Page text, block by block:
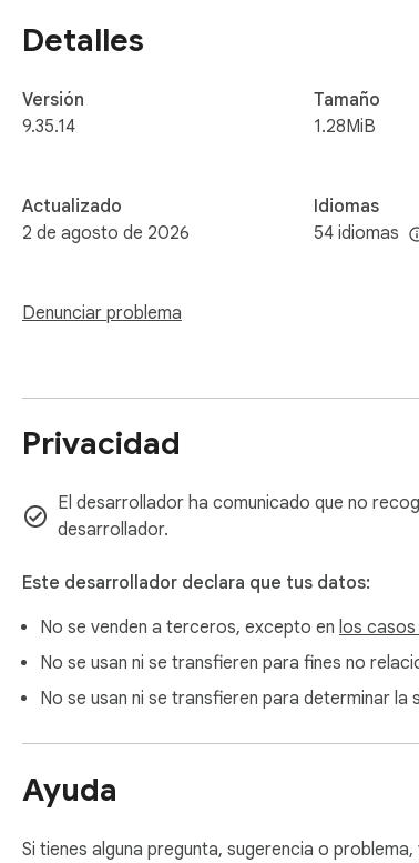
Detalles
Versión
9.35.14
Actualizado
2 de agosto de 2026
Denunciar problema
Tamaño
1.28MiB
Idiomas
54 idiomas
Privacidad
El desarrollador ha comunicado que no
desarrollador.
Este desarrollador declara que tus datos:
No se venden a terceros, excepto en los
No se usan ni se transfieren para fines no
No se usan ni se transfieren para determinar
Ayuda
Si tienes alguna pregunta, sugerencia o problema,